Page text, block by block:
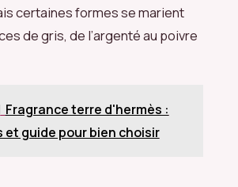
certaines formes se marient
de gris, de l’argenté au poivre
Fragrance terre d'hermès :
et guide pour bien choisir